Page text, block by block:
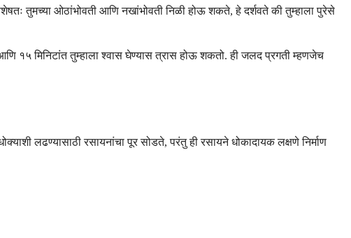
तुमच्या ओठांभोवती आणि नखांभोवती निळी होऊ शकते, हे दर्शवते की तुम्हाला पुरेसे
१५ मिनिटांत तुम्हाला श्वास घेण्यास त्रास होऊ शकतो. ही जलद प्रगती म्हणजेच
लढण्यासाठी रसायनांचा पूर सोडते, परंतु ही रसायने धोकादायक लक्षणे निर्माण